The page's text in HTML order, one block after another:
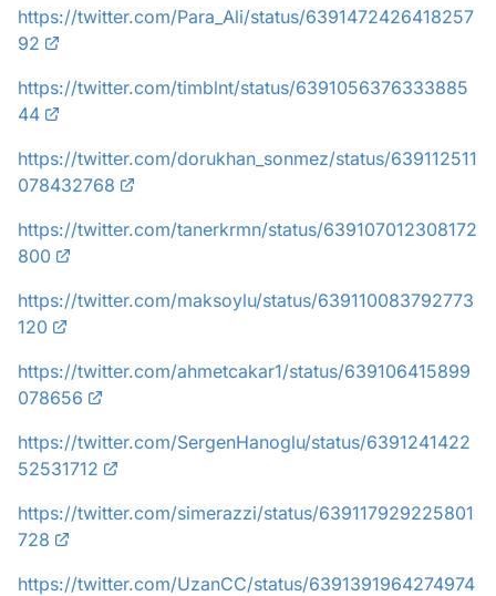
https://twitter.com/Para_Ali/status/6391472426418257
92
https://twitter.com/timblnt/status/6391056376333885
44
https://twitter.com/dorukhan_sonmez/status/639112511
078432768
https://twitter.com/tanerkrmn/status/639107012308172
800
https://twitter.com/maksoylu/status/639110083792773
120
https://twitter.com/ahmetcakar1/status/639106415899
078656
https://twitter.com/SergenHanoglu/status/6391241422
52531712
https://twitter.com/simerazzi/status/639117929225801
728
https://twitter.com/UzanCC/status/6391391964274974